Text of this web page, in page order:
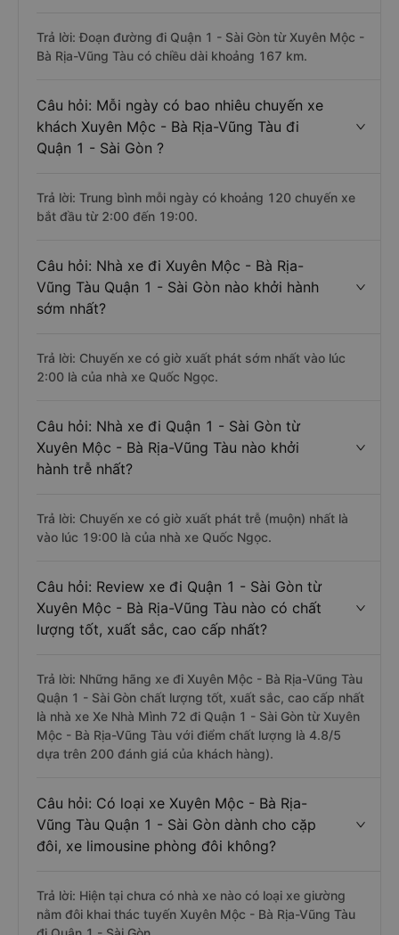
Trả lời: Đoạn đường đi Quận 1 - Sài Gòn từ Xuyên Mộc -
Bà Rịa-Vũng Tàu có chiều dài khoảng 167 km.
Câu hỏi: Mỗi ngày có bao nhiêu chuyến xe
khách Xuyên Mộc - Bà Rịa-Vũng Tàu đi
Quận 1 - Sài Gòn ?
Trả lời: Trung bình mỗi ngày có khoảng 120 chuyến xe
bắt đầu từ 2:00 đến 19:00.
Câu hỏi: Nhà xe đi Xuyên Mộc - Bà Rịa-
Vũng Tàu Quận 1 - Sài Gòn nào khởi hành
sớm nhất?
Trả lời: Chuyến xe có giờ xuất phát sớm nhất vào lúc
2:00 là của nhà xe Quốc Ngọc.
Câu hỏi: Nhà xe đi Quận 1 - Sài Gòn từ
Xuyên Mộc - Bà Rịa-Vũng Tàu nào khởi
hành trễ nhất?
Trả lời: Chuyến xe có giờ xuất phát trễ (muộn) nhất là
vào lúc 19:00 là của nhà xe Quốc Ngọc.
Câu hỏi: Review xe đi Quận 1 - Sài Gòn từ
Xuyên Mộc - Bà Rịa-Vũng Tàu nào có chất
lượng tốt, xuất sắc, cao cấp nhất?
Trả lời: Những hãng xe đi Xuyên Mộc - Bà Rịa-Vũng Tàu
Quận 1 - Sài Gòn chất lượng tốt, xuất sắc, cao cấp nhất
là nhà xe Xe Nhà Mình 72 đi Quận 1 - Sài Gòn từ Xuyên
Mộc - Bà Rịa-Vũng Tàu với điểm chất lượng là 4.8/5
dựa trên 200 đánh giá của khách hàng).
Câu hỏi: Có loại xe Xuyên Mộc - Bà Rịa-
Vũng Tàu Quận 1 - Sài Gòn dành cho cặp
đôi, xe limousine phòng đôi không?
Trả lời: Hiện tại chưa có nhà xe nào có loại xe giường
nằm đôi khai thác tuyến Xuyên Mộc - Bà Rịa-Vũng Tàu